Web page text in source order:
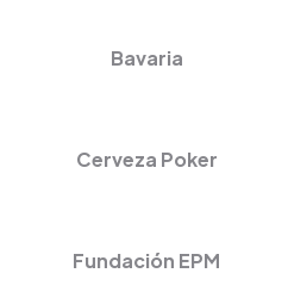
Bavaria
Cerveza Poker
Fundación EPM